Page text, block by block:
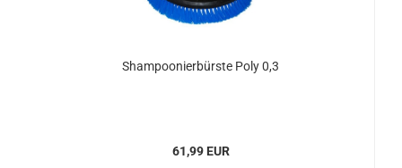
Shampoonierbürste Poly 0,3
61,99 EUR